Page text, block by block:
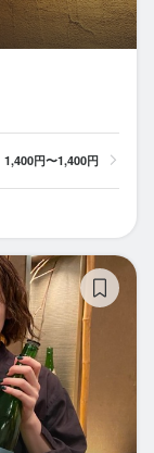
1,400円〜1,400円